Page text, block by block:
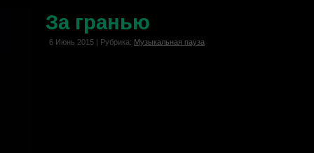
За гранью
6 Июнь 2015 | Рубрика: Музыкальная пауза